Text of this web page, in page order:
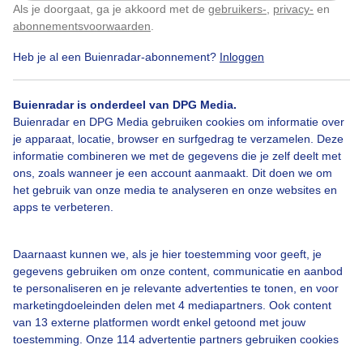
Als je doorgaat, ga je akkoord met de gebruikers- privacy- en
abonnementsvoorwaarden
Heb je al een Buienradar-abonnement? Inloggen
Buienradar is onderdeel van DPG Media.
Buienradar en DPG Media gebruiken cookies om informatie over
je apparaat, locatie, browser en surfgedrag te verzamelen. Deze
informatie combineren we met de gegevens die je zelf deelt met
ons, zoals wanneer je een account aanmaakt. Dit doen we om
het gebruik van onze media te analyseren en onze websites en
apps te verbeteren.
Daarnaast kunnen we, als je hier toestemming voor geeft, je
gegevens gebruiken om onze content, communicatie en aanbod
te personaliseren en je relevante advertenties te tonen, en voor
marketingdoeleinden delen met 4 mediapartners. Ook content
van 13 externe platformen wordt enkel getoond met jouw
toestemming. Onze 114 advertentie partners gebruiken cookies
Bekijk slideshow
Een moment geduld aub...
Klik hierom dit aan te passen